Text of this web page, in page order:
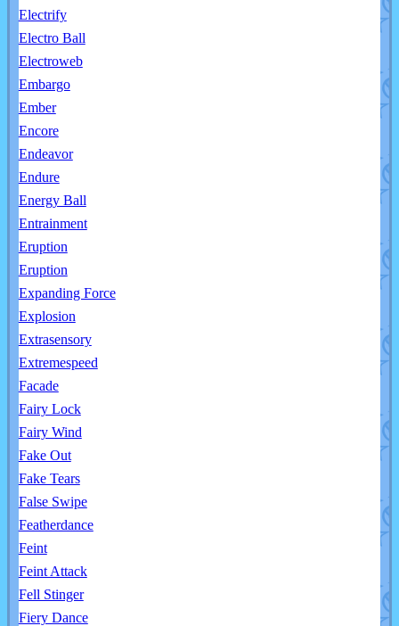
Electrify
Electro Ball
Electroweb
Embargo
Ember
Encore
Endeavor
Endure
Energy Ball
Entrainment
Eruption
Eruption
Expanding Force
Explosion
Extrasensory
Extremespeed
Facade
Fairy Lock
Fairy Wind
Fake Out
Fake Tears
False Swipe
Featherdance
Feint
Feint Attack
Fell Stinger
Fiery Dance